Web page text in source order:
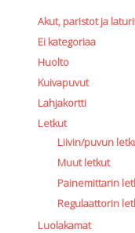
Akut, paristot ja
Ei kategoriaa
Huolto
Kuivapuvut
Lahjakortti
Letkut
Liivin/puvun
Muut letkut
Painemittarin
Regulaattorin
Luolakamat